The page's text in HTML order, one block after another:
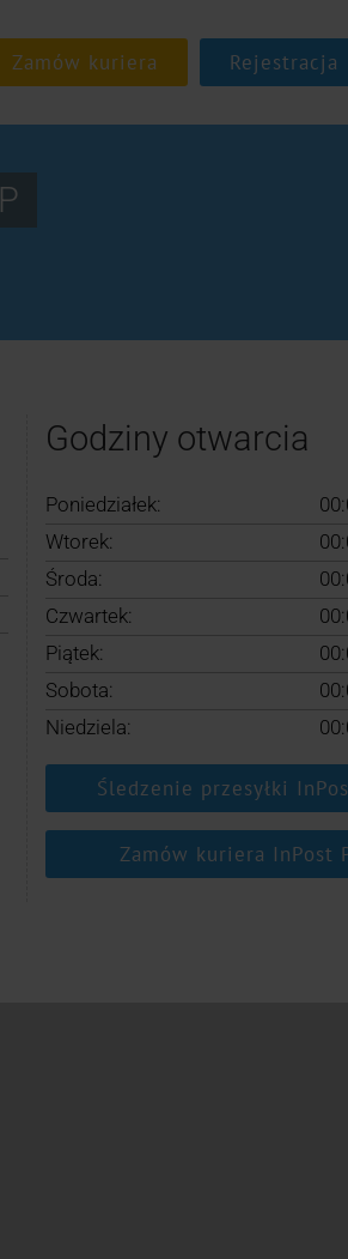
Rejestracja
Godziny otwarcia
Poniedziałek:
Wtorek:
Środa:
Czwartek:
Piątek:
Sobota:
Niedziela:
Śledzenie przesyłki
Zamów kuriera InPost